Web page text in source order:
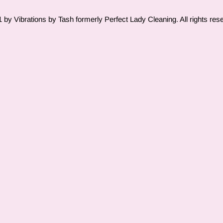
by Vibrations by Tash formerly Perfect Lady Cleaning. All rights